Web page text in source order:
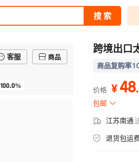
客服 商品
100.0%
跨境出口
商品复购率
价格 ¥48.
包邮
江苏南通
退货包运